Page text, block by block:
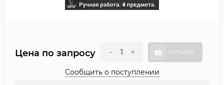
Цена по запросу - + КУПИТЬ
Сообщить о поступлении